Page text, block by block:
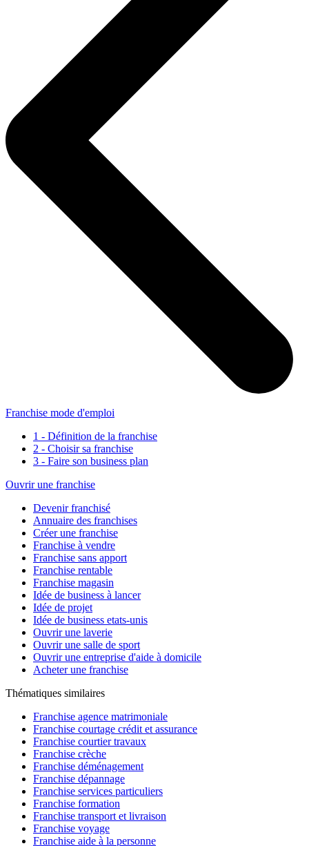
Franchise mode d'emploi
1 - Définition de la franchise
2 - Choisir sa franchise
3 - Faire son business plan
Ouvrir une franchise
Devenir franchisé
Annuaire des franchises
Créer une franchise
Franchise à vendre
Franchise sans apport
Franchise rentable
Franchise magasin
Idée de business à lancer
Idée de projet
Idée de business etats-unis
Ouvrir une laverie
Ouvrir une salle de sport
Ouvrir une entreprise d'aide à domicile
Acheter une franchise
Thématiques similaires
Franchise agence matrimoniale
Franchise courtage crédit et assurance
Franchise courtier travaux
Franchise crèche
Franchise déménagement
Franchise dépannage
Franchise services particuliers
Franchise formation
Franchise transport et livraison
Franchise voyage
Franchise aide à la personne